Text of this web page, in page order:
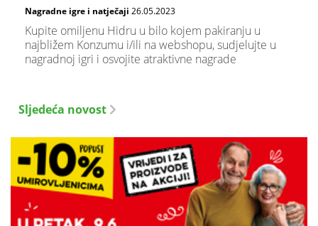
Nagradne igre i natječaji 26.05.2023
Kupite omiljenu Hidru u bilo kojem pakiranju u
najbližem Konzumu i/ili na webshopu, sudjelujte u
nagradnoj igri i osvojite atraktivne nagrade
Sljedeća novost